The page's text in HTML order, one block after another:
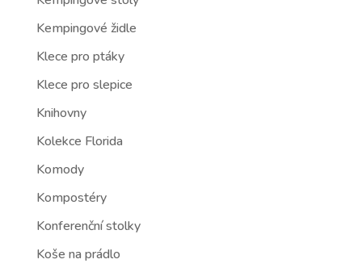
Kempingové židle
Klece pro ptáky
Klece pro slepice
Knihovny
Kolekce Florida
Komody
Kompostéry
Konferenční stolky
Koše na prádlo